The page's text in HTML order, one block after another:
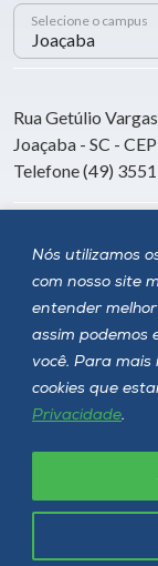
Nós utilizamos
com nosso site
entender
assim podemos
você. Para
cookies que
Privacidade.
Selecione o campus
Rua Getúlio
Joaçaba - SC -
Telefone (49)
Siga a
Unoesc © 2026 -
Política de privacidade